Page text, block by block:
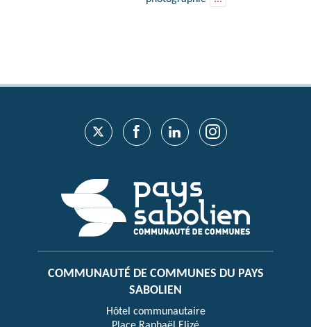
COMMUNAUTÉ DE COMMUNES DU PAYS
SABOLIEN
Hôtel communautaire